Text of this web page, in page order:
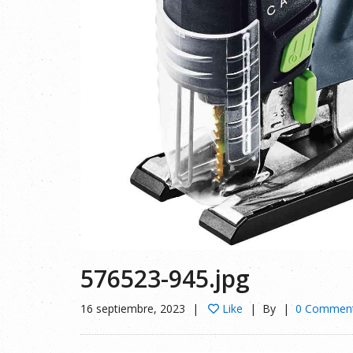
576523-945.jpg
16 septiembre, 2023 Like By 0